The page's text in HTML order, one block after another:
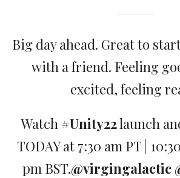
Big day ahead. Great to
with a friend. Feeling
excited, feeling
Watch #Unity22launch
TODAY at 7:30 am PT |
pm BST.@virgingalactic